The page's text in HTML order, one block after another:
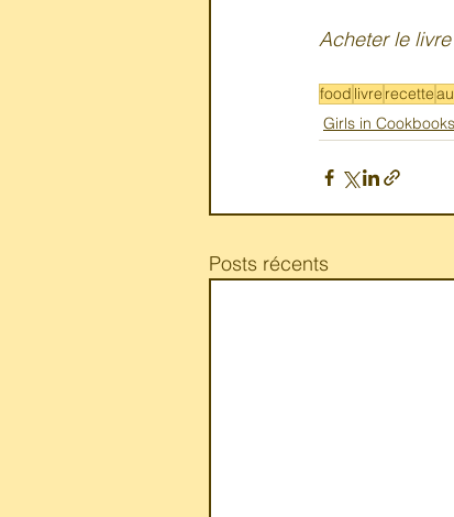
Acheter le
food livre recette
Girls in Cookbooks
Posts récents